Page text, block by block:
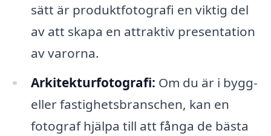
sätt är produktfotografi en viktig del
av att skapa en attraktiv presentation
av varorna.
Arkitekturfotografi: Om du är i bygg-
eller fastighetsbranschen, kan en
fotograf hjälpa till att fånga de bästa